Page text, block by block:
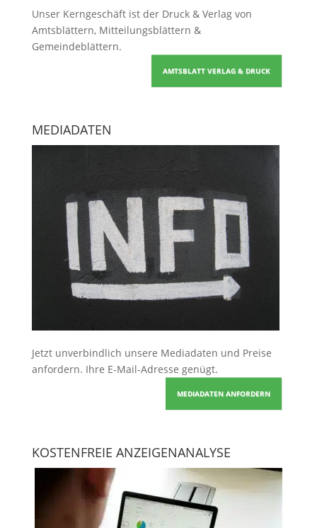
Unser Kerngeschäft ist der Druck & Verlag von
Amtsblättern, Mitteilungsblättern &
Gemeindeblättern.
AMTSBLATT VERLAG & DRUCK
MEDIADATEN
Jetzt unverbindlich unsere Mediadaten und Preise
anfordern. Ihre E-Mail-Adresse genügt.
MEDIADATEN ANFORDERN
KOSTENFREIE ANZEIGENANALYSE